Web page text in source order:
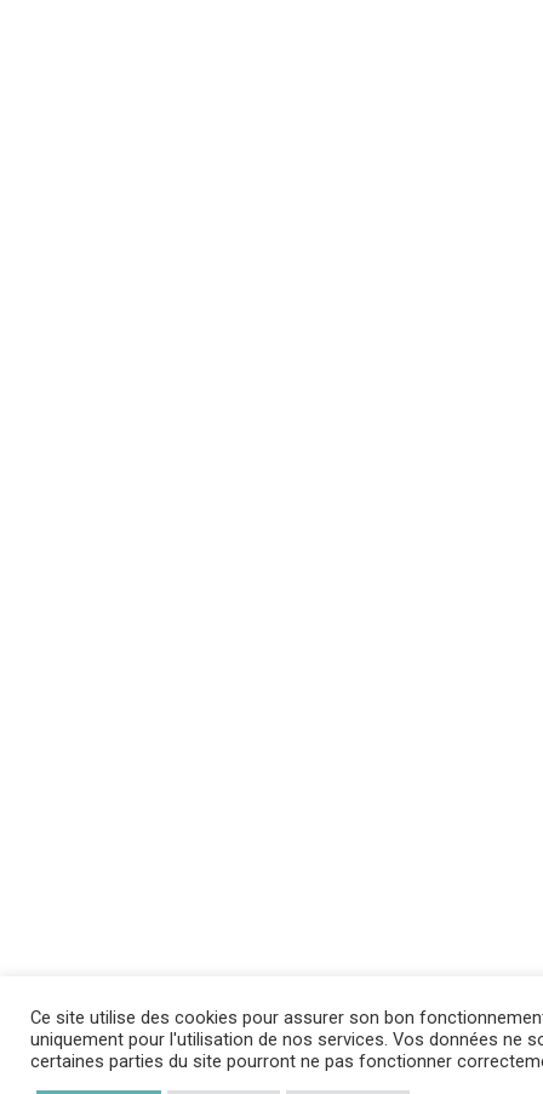
Ce site utilise des cookies pour assurer son bon
uniquement pour l'utilisation de nos services. Vos données ne
certaines parties du site pourront ne pas fonctionner